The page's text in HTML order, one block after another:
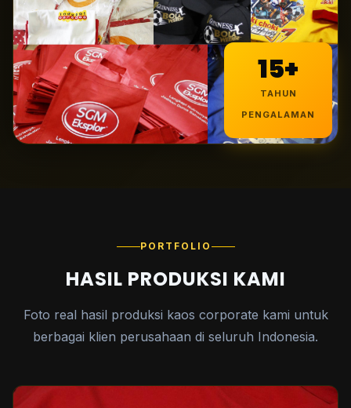
15+
TAHUN
PENGALAMAN
PORTFOLIO
HASIL PRODUKSI KAMI
Foto real hasil produksi kaos corporate kami untuk
berbagai klien perusahaan di seluruh Indonesia.